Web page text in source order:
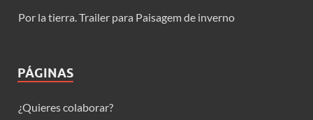
Por la tierra. Trailer para Paisagem de inverno
PÁGINAS
¿Quieres colaborar?